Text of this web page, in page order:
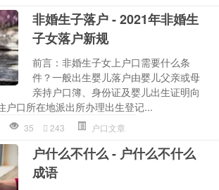
非婚生子落户 - 2021年非婚生
子女落户新规
前言：非婚生子女上户口需要什么条
件？一般出生婴儿落户由婴儿父亲或母
亲持户口簿、身份证及婴儿出生证明向
户口所在地派出所办理出生登记...
35 243 户口文章
户什么不什么 - 户什么不什么
成语